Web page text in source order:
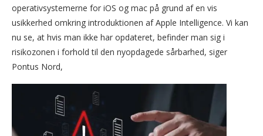
operativsystemerne for iOS og mac på grund af en vis
usikkerhed omkring introduktionen af Apple Intelligence. Vi kan
nu se, at hvis man ikke har opdateret, befinder man sig i
risikozonen i forhold til den nyopdagede sårbarhed, siger
Pontus Nord,